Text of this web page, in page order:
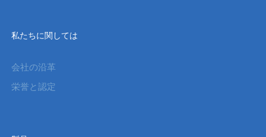
私たちに関しては
会社の沿革
栄誉と認定